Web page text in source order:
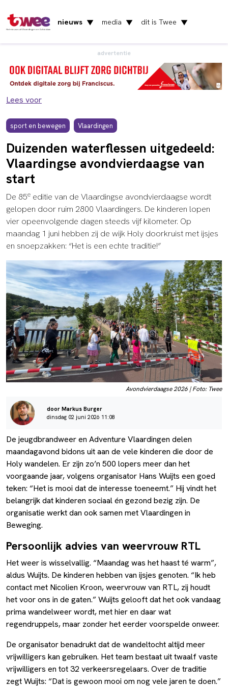
Het nieuws uit Vlaardingen en Schiedam
nieuws ▼ media ▼ dit is Twee ▼
advertentie
Lees voor
sport en bewegen Vlaardingen
Duizenden waterflessen uitgedeeld:
Vlaardingse avondvierdaagse van
start
De 85e editie van de Vlaardingse avondvierdaagse wordt
gelopen door ruim 2800 Vlaardingers. De kinderen lopen
vier opeenvolgende dagen steeds vijf kilometer. Op
maandag 1 juni hebben zij de wijk Holy doorkruist met ijsjes
en snoepzakken: “Het is een echte traditie!”
Avondvierdaagse 2026 | Foto: Twee
door Markus Burger
dinsdag 02 juni 2026 11:08
De jeugdbrandweer en Adventure Vlaardingen delen
maandagavond bidons uit aan de vele kinderen die door de
Holy wandelen. Er zijn zo’n 500 lopers meer dan het
voorgaande jaar, volgens organisator Hans Wuijts een goed
teken: “Het is mooi dat de interesse toeneemt.” Hij vindt het
belangrijk dat kinderen sociaal én gezond bezig zijn. De
organisatie werkt dan ook samen met Vlaardingen in
Beweging.
Persoonlijk advies van weervrouw RTL
Het weer is wisselvallig. “Maandag was het haast té warm”,
aldus Wuijts. De kinderen hebben van ijsjes genoten. “Ik heb
contact met Nicolien Kroon, weervrouw van RTL, zij houdt
het voor ons in de gaten.” Wuijts gelooft dat het ook vandaag
prima wandelweer wordt, met hier en daar wat
regendruppels, maar zonder het eerder voorspelde onweer.
De organisator benadrukt dat de wandeltocht altijd meer
vrijwilligers kan gebruiken. Het team bestaat uit twaalf vaste
vrijwilligers en tot 32 verkeersregelaars. Over de traditie
zegt Wuijts: “Dat is gewoon mooi om nog vele jaren te doen.”